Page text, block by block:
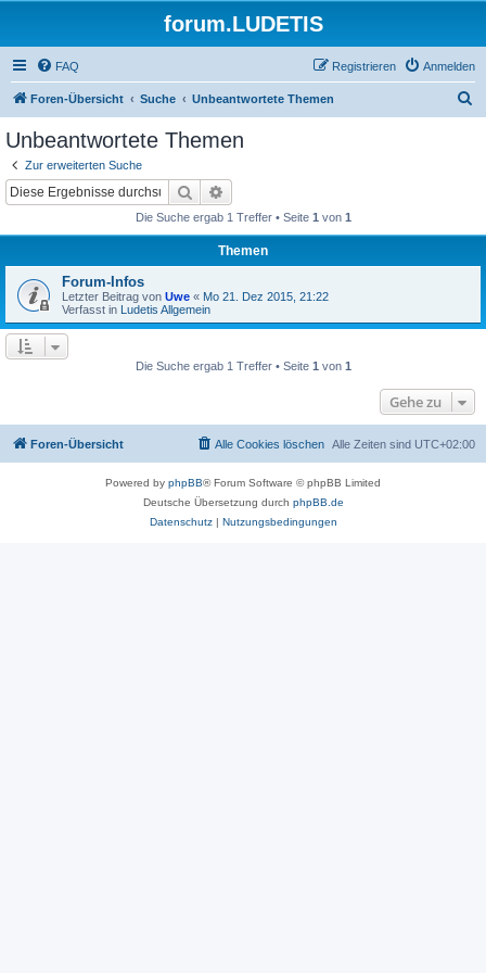
forum.LUDETIS
FAQ Anmelden
Registrieren
Foren-Übersicht Suche Unbeantwortete Themen
Unbeantwortete Themen
Zur erweiterten Suche
Suche
Die Suche ergab 1 Treffer • Seite 1 von 1
Themen
Forum-Infos
Letzter Beitrag von Uwe « Mo 21. Dez 2015, 21:22
Verfasst in Ludetis Allgemein
Die Suche ergab 1 Treffer • Seite 1 von 1
Gehe zu
Foren-Übersicht Alle Zeiten sind UTC+02:00
Alle Cookies löschen
Powered by phpBB® Forum Software © phpBB Limited
Deutsche Übersetzung durch phpBB.de
Datenschutz| Nutzungsbedingungen